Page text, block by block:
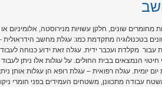
שונים, חלקן עשויות מנירוסטה, אלומיניום
בטכנולוגיה מתקדמת כמו: עגלת מחשב
עבור מקלדת ועכבר ידית. עגלה זאת ידוע כנוחה
הנמצאים בבית החולים. על עגלות אלו ניתן
יומית. עגלה רפואית – עגלת רופא הן עגלות אותן
עבודה מתכוונן, משטחים העמידים בפני חומרי